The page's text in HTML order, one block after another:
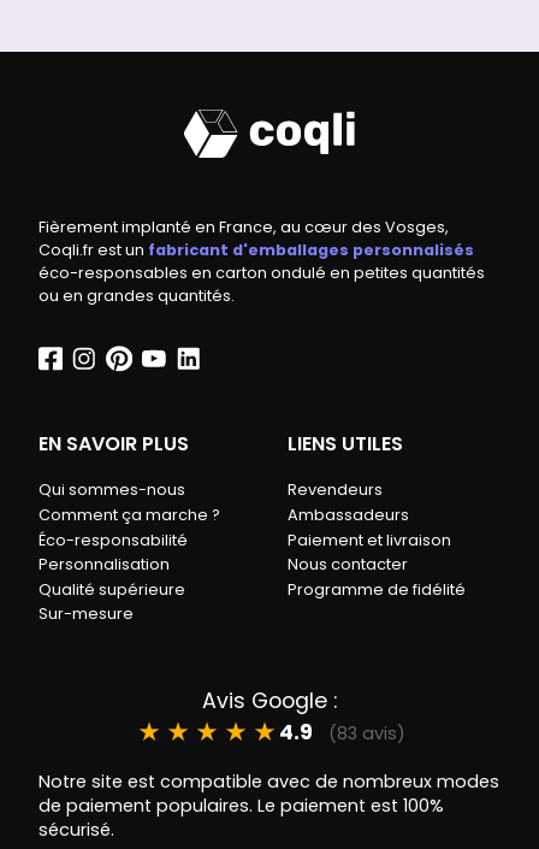
Fièrement implanté en France, au cœur des Vosges,
Coqli.fr est un fabricant d'emballages personnalisés
éco-responsables en carton ondulé en petites quantités
ou en grandes quantités.
EN SAVOIR PLUS
Qui sommes-nous
Comment ça marche ?
Éco-responsabilité
Personnalisation
Qualité supérieure
Sur-mesure
LIENS UTILES
Revendeurs
Ambassadeurs
Paiement et livraison
Nous contacter
Programme de fidélité
Avis Google :
★ ★ ★ ★ ★ 4.9
(83 avis)
Notre site est compatible avec de nombreux modes
de paiement populaires. Le paiement est 100%
sécurisé.